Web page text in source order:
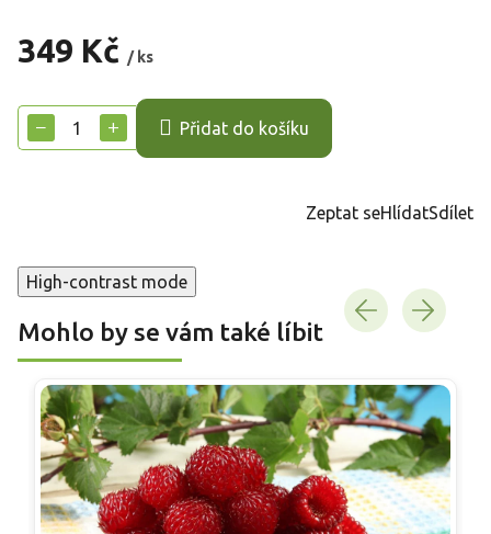
349 Kč / ks
cena:
+
− Přidat do košíku
Zeptat seHlídatSdílet
High-contrast mode
Mohlo by se vám také líbit